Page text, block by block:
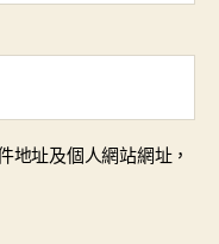
地址及個人網站網址，